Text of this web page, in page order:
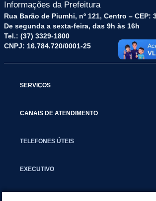
Informações da Prefeitura
Rua Barão de Piumhi, nº 121, Centro – CEP:
De segunda a sexta-feira, das 9h às 16h
Tel.: (37) 3329-1800
CNPJ: 16.784.720/0001-25
SERVIÇOS
CANAIS DE ATENDIMENTO
TELEFONES ÚTEIS
EXECUTIVO